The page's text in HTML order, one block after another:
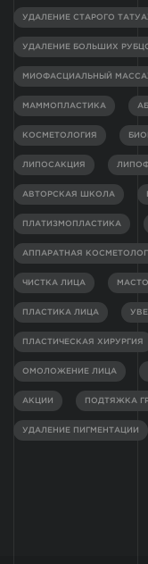
УДАЛЕНИЕ СТАРОГО
УДАЛЕНИЕ БОЛЬШИХ
МИОФАСЦИАЛЬНЫЙ
МАММОПЛАСТИКА
КОСМЕТОЛОГИЯ
ЛИПОСАКЦИЯ
АВТОРСКАЯ ШКОЛА
ПЛАТИЗМОПЛАСТИКА
АППАРАТНАЯ
ЧИСТКА ЛИЦА
ПЛАСТИКА ЛИЦА
ПЛАСТИЧЕСКАЯ ХИРУРГИЯ
ОМОЛОЖЕНИЕ ЛИЦА
АКЦИИ ПОДТЯЖКА
УДАЛЕНИЕ ПИГМЕНТАЦИИ